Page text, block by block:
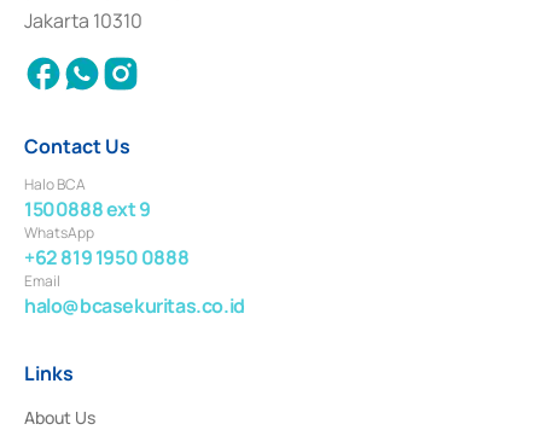
Settlement of Commercial Paper Transactions whose license was issued in
2018.
Jakarta 10310
Contact Us
Halo BCA
1500888 ext 9
WhatsApp
+62 819 1950 0888
Email
halo@bcasekuritas.co.id
Links
About Us